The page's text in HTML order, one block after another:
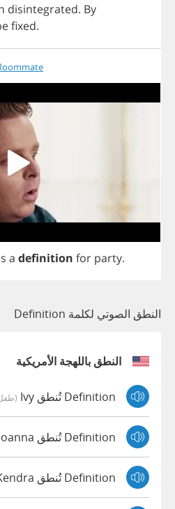
disintegrated. By
fixed.
a definition for party.
النطق الصوتي لكلمة Definition
النطق باللهجة الأمريكية
Definition تُنطق Ivy
Definition تُنطق Joanna
Definition تُنطق Kendra